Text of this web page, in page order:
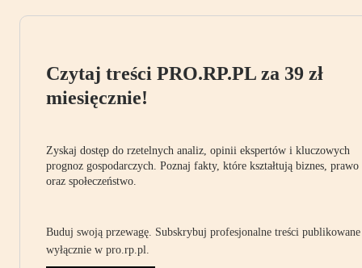
Czytaj treści PRO.RP.PL za 39 zł
miesięcznie!
Zyskaj dostęp do rzetelnych analiz, opinii ekspertów i kluczowych
prognoz gospodarczych. Poznaj fakty, które kształtują biznes, prawo
oraz społeczeństwo.
Buduj swoją przewagę. Subskrybuj profesjonalne treści publikowane
wyłącznie w pro.rp.pl.